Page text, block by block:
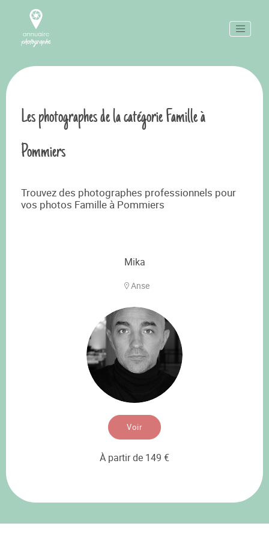
Les photographes de la catégorie Famille à
Pommiers
Trouvez des photographes professionnels pour
vos photos Famille à Pommiers
Mika
Anse
Voir
À partir de 149 €